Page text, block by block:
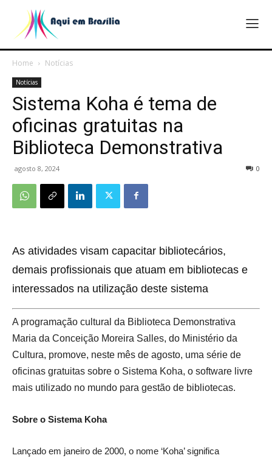
Home Notícias
Notícias
Sistema Koha é tema de
oficinas gratuitas na
Biblioteca Demonstrativa
agosto 8, 2024 0
As atividades visam capacitar bibliotecários,
demais profissionais que atuam em bibliotecas e
interessados na utilização deste sistema
A programação cultural da Biblioteca Demonstrativa
Maria da Conceição Moreira Salles, do Ministério da
Cultura, promove, neste mês de agosto, uma série de
oficinas gratuitas sobre o Sistema Koha, o software livre
mais utilizado no mundo para gestão de bibliotecas.
Sobre o Sistema Koha
Lançado em janeiro de 2000, o nome ‘Koha’ significa